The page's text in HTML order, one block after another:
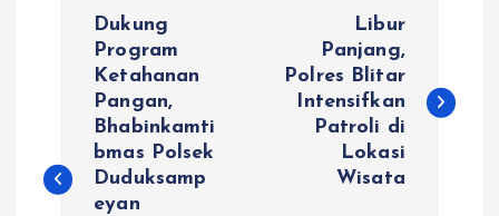
i
Dukung
Program
Ketahanan
Pangan,
Bhabinkamti
bmas Polsek
Duduksamp
eyan
Libur
Panjang,
Polres Blitar
Intensifkan
Patroli di
Lokasi
Wisata